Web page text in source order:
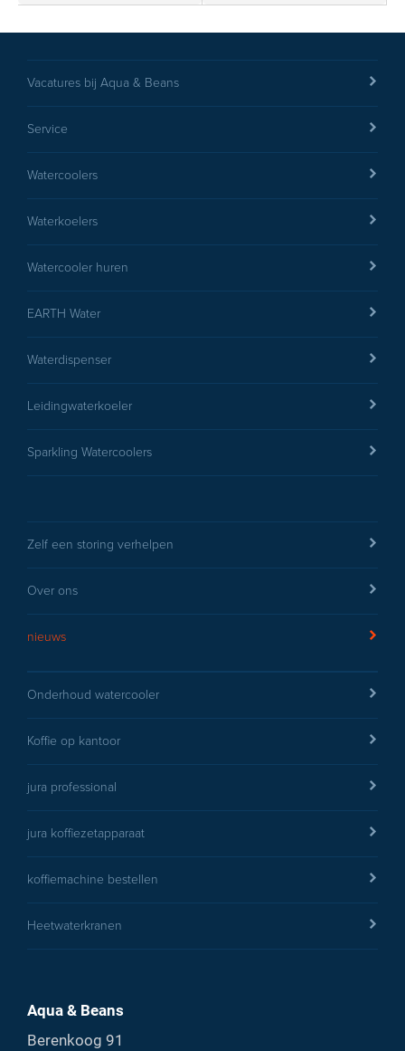
Vacatures bij Aqua & Beans
Service
Watercoolers
Waterkoelers
Watercooler huren
EARTH Water
Waterdispenser
Leidingwaterkoeler
Sparkling Watercoolers
Zelf een storing verhelpen
Over ons
nieuws
Onderhoud watercooler
Koffie op kantoor
jura professional
jura koffiezetapparaat
koffiemachine bestellen
Heetwaterkranen
Aqua & Beans
Berenkoog 91